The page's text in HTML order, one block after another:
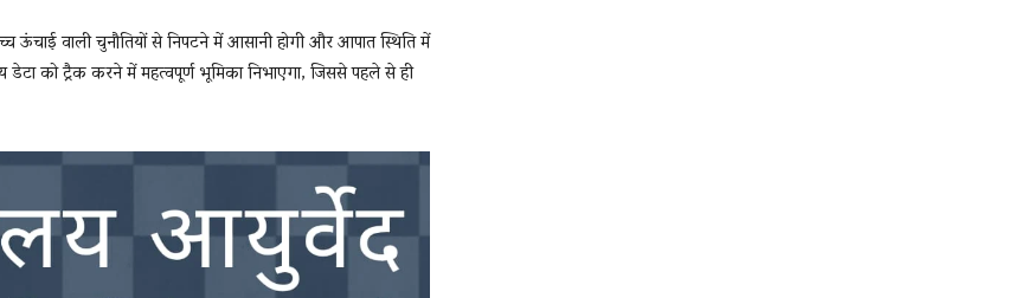
ऊंचाई वाली चुनौतियों से निपटने में आसानी होगी और आपात स्थिति में
डेटा को ट्रैक करने में महत्वपूर्ण भूमिका निभाएगा, जिससे पहले से ही